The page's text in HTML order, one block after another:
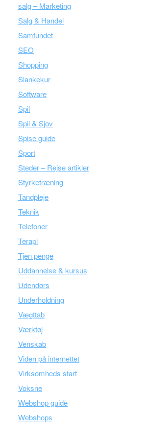
salg – Marketing
Salg & Handel
Samfundet
SEO
Shopping
Slankekur
Software
Spil
Spil & Sjov
Spise guide
Sport
Steder – Rejse artikler
Styrketræning
Tandpleje
Teknik
Telefoner
Terapi
Tjen penge
Uddannelse & kursus
Udendørs
Underholdning
Vægttab
Værktøj
Venskab
Viden på internettet
Virksomheds start
Voksne
Webshop guide
Webshops